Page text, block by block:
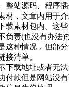
整站源码、程序
材，文章内用于
载素材包内。这
负责(也没有办法)
这种情况，但部
接清单。
下载地址或者无法
付款但是网站没